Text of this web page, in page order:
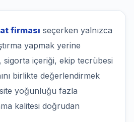
firması seçerken yalnızca
yapmak yerine
sigorta içeriği, ekip tecrübesi
birlikte değerlendirmek
yoğunluğu fazla
kalitesi doğrudan